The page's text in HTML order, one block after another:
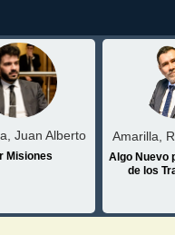
Juan Alberto
Misiones
Amarilla,
Algo Nuevo
de los